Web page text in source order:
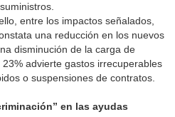
entre los impactos señalados,
una reducción en los nuevos
disminución de la carga de
advierte gastos irrecuperables
o suspensiones de contratos.
en las ayudas